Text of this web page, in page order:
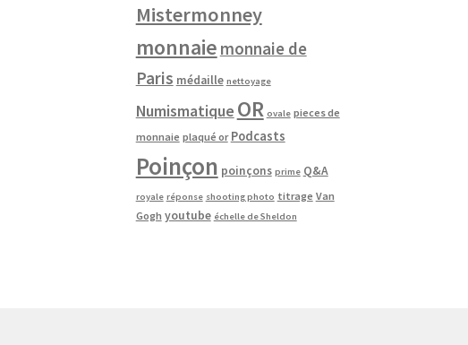
Mistermonney
monnaie monnaie de
Paris médaille nettoyage
Numismatique OR ovale pieces de
monnaie plaqué or Podcasts
Poinçon poinçons prime Q&A
royale réponse shooting photo titrage Van
Gogh youtube échelle de Sheldon